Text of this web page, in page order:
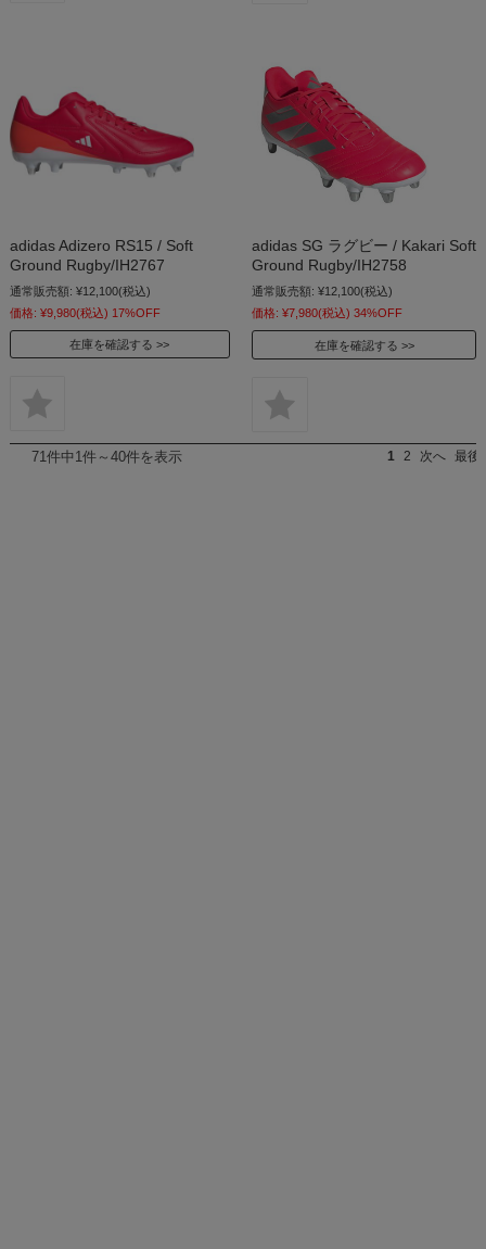
adidas Adizero RS15 / Soft
Ground Rugby/IH2767
通常販売額: ¥12,100(税込)
価格: ¥9,980(税込) 17%OFF
在庫を確認する
adidas SG ラグビー / Kakari Soft
Ground Rugby/IH2758
通常販売額: ¥12,100(税込)
価格: ¥7,980(税込) 34%OFF
在庫を確認する
71件中1件～40件を表示 1 2 次へ 最後